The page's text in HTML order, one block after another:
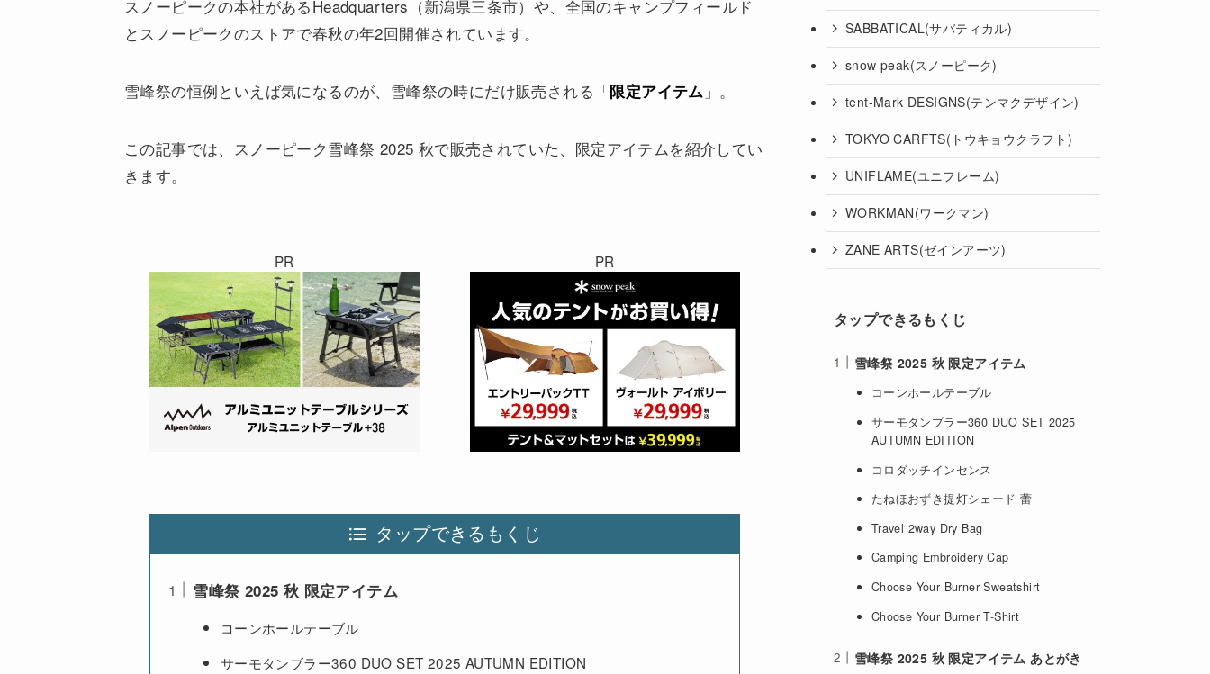
スノーピークの本社があるHeadquarters（新潟県三条市）や、全国のキャンプフィールド
とスノーピークのストアで春秋の年2回開催されています。
雪峰祭の恒例といえば気になるのが、雪峰祭の時にだけ販売される「限定アイテム 」。
この記事では、スノーピーク雪峰祭 2025 秋で販売されていた、限定アイテムを紹介してい
きます。
PR PR
タップできるもくじ
雪峰祭 2025 秋 限定アイテム
コーンホールテーブル
サーモタンブラー360 DUO SET 2025 AUTUMN EDITION
SABBATICAL(サバティカル)
snow peak(スノーピーク)
tent-Mark DESIGNS(テンマクデザイン)
TOKYO CARFTS(トウキョウクラフト)
UNIFLAME(ユニフレーム)
WORKMAN(ワークマン)
ZANE ARTS(ゼインアーツ)
タップできるもくじ
雪峰祭 2025 秋 限定アイテム
コーンホールテーブル
サーモタンブラー360 DUO SET 2025
AUTUMN EDITION
コロダッチインセンス
たねほおずき提灯シェード 蕾
Travel 2way Dry Bag
Camping Embroidery Cap
Choose Your Burner Sweatshirt
Choose Your Burner T-Shirt
雪峰祭 2025 秋 限定アイテム あとがき